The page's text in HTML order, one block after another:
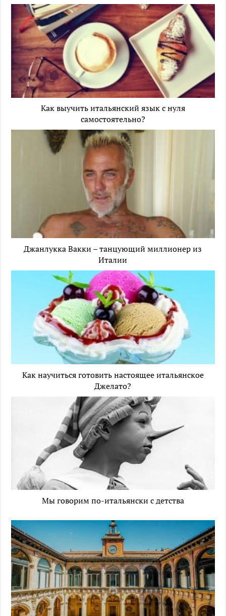
Как выучить итальянский язык с нуля
самостоятельно?
Джанлукка Вакки – танцующий миллионер из
Италии
Как научиться готовить настоящее итальянское
Джелато?
Мы говорим по-итальянски с детства